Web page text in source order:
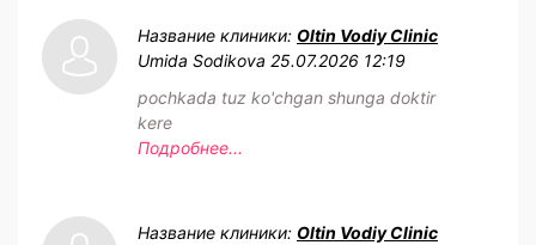
Название клиники: Oltin Vodiy Clinic
Umida Sodikova 25.07.2026 12:19
pochkada tuz ko'chgan shunga doktir
kere
Подробнее...
Название клиники: Oltin Vodiy Clinic